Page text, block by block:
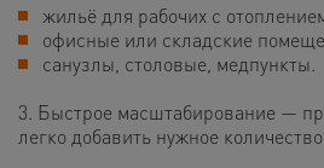
жильё для рабочих с
офисные или складские
санузлы, столовые, медпункты.
3. Быстрое масштабирование —
легко добавить нужное